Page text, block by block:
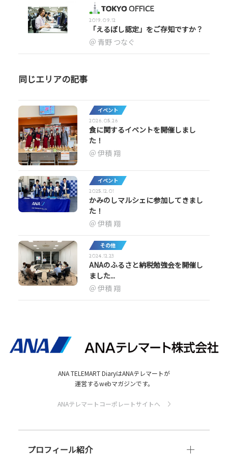
2019.09.12
「えるぼし認定」をご存知ですか？
青野 つなぐ
同じエリアの記事
イベント
2026.05.26
食に関するイベントを開催しまし
た！
伊積 翔
イベント
2025.12.01
かみのしマルシェに参加してきまし
た！
伊積 翔
その他
2024.12.23
ANAのふるさと納税勉強会を開催し
ました...
伊積 翔
ANA TELEMART DiaryはANAテレマートが
運営するwebマガジンです。
ANAテレマートコーポレートサイトへ
プロフィール紹介